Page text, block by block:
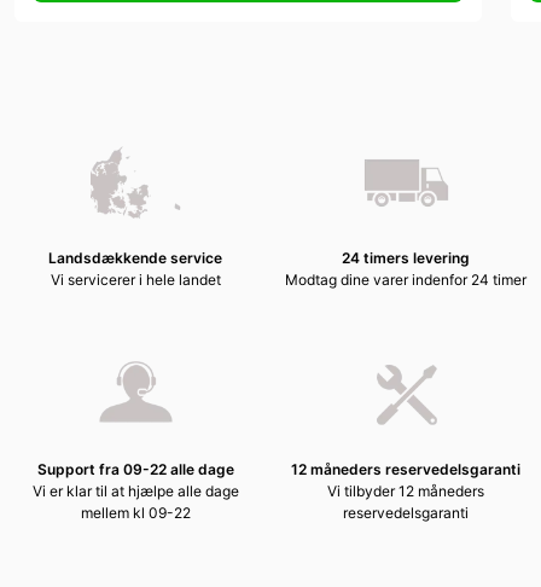
Landsdækkende service
Vi servicerer i hele landet
24 timers levering
Modtag dine varer indenfor 24 timer
Support fra 09-22 alle dage
Vi er klar til at hjælpe alle dage
mellem kl 09-22
12 måneders reservedelsgaranti
Vi tilbyder 12 måneders
reservedelsgaranti